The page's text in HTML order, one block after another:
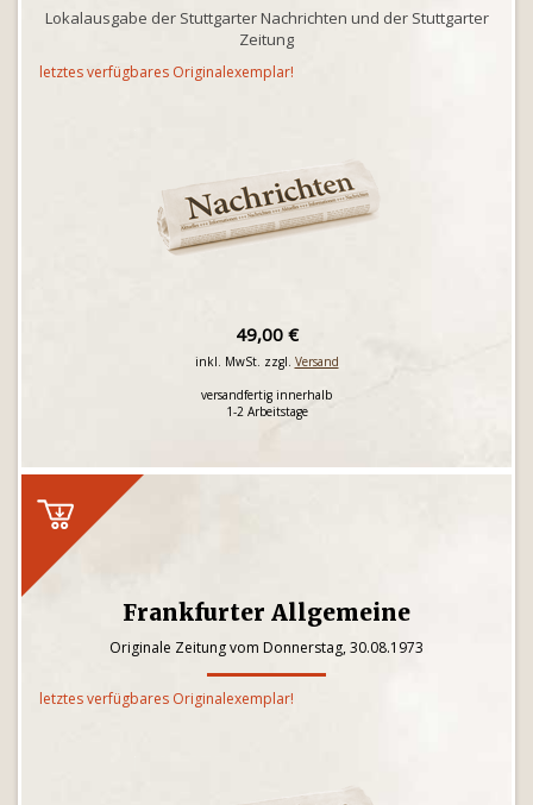
Lokalausgabe der Stuttgarter Nachrichten und der Stuttgarter
Zeitung
letztes verfügbares Originalexemplar!
49,00 €
inkl. MwSt. zzgl. Versand
versandfertig innerhalb
1-2 Arbeitstage
Frankfurter Allgemeine
Originale Zeitung vom Donnerstag, 30.08.1973
letztes verfügbares Originalexemplar!